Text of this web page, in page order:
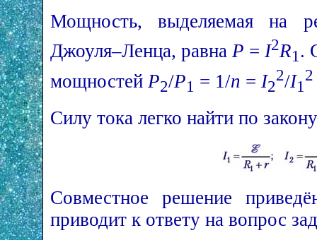
Мощность, выделяемая на
Джоуля–Ленца, равна P = I2R1.
мощностей P2/P1 = 1/n = I2
2/I1
2
Силу тока легко найти по
Совместное решение
приводит к ответу на вопрос